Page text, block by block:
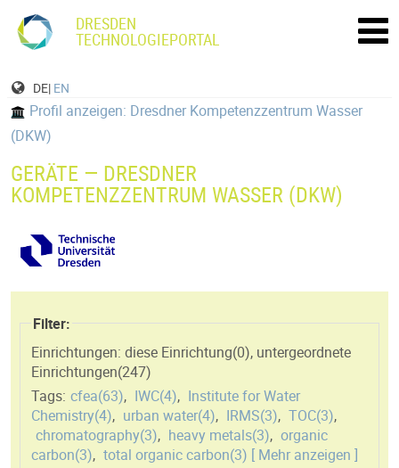
DRESDEN
TECHNOLOGIEPORTAL
DE| EN
Profil anzeigen: Dresdner Kompetenzzentrum Wasser
(DKW)
GERÄTE — DRESDNER
KOMPETENZZENTRUM WASSER (DKW)
Filter:
Einrichtungen: diese Einrichtung(0), untergeordnete
Einrichtungen(247)
Tags: cfea(63), IWC(4), Institute for Water
Chemistry(4), urban water(4), IRMS(3), TOC(3),
chromatography(3), heavy metals(3), organic
carbon(3), total organic carbon(3) [ Mehr anzeigen ]